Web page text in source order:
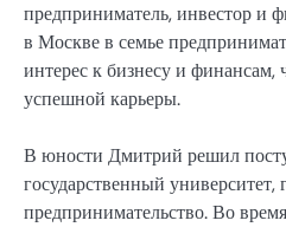
предприниматель, инвестор и
в Москве в семье
интерес к бизнесу и финансам,
успешной карьеры.
В юности Дмитрий решил
государственный университет,
предпринимательство. Во